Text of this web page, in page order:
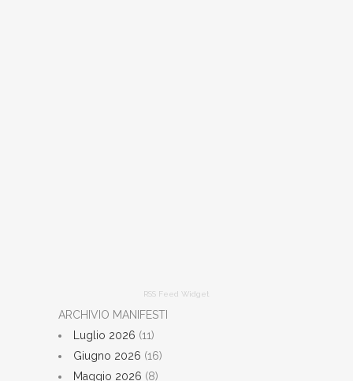
RSS Feed Widget
ARCHIVIO MANIFESTI
Luglio 2026 (11)
Giugno 2026 (16)
Maggio 2026 (8)